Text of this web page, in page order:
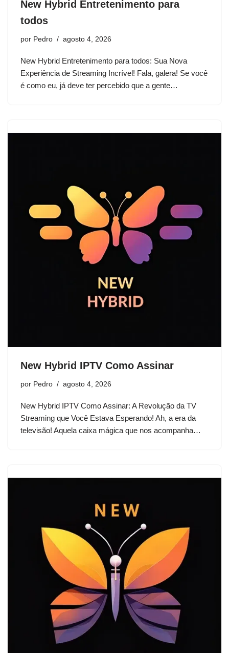
New Hybrid Entretenimento para
todos
por Pedro agosto 4, 2026
New Hybrid Entretenimento para todos: Sua Nova
Experiência de Streaming Incrível! Fala, galera! Se você
é como eu, já deve ter percebido que a gente…
New Hybrid IPTV Como Assinar
por Pedro agosto 4, 2026
New Hybrid IPTV Como Assinar: A Revolução da TV
Streaming que Você Estava Esperando! Ah, a era da
televisão! Aquela caixa mágica que nos acompanha…